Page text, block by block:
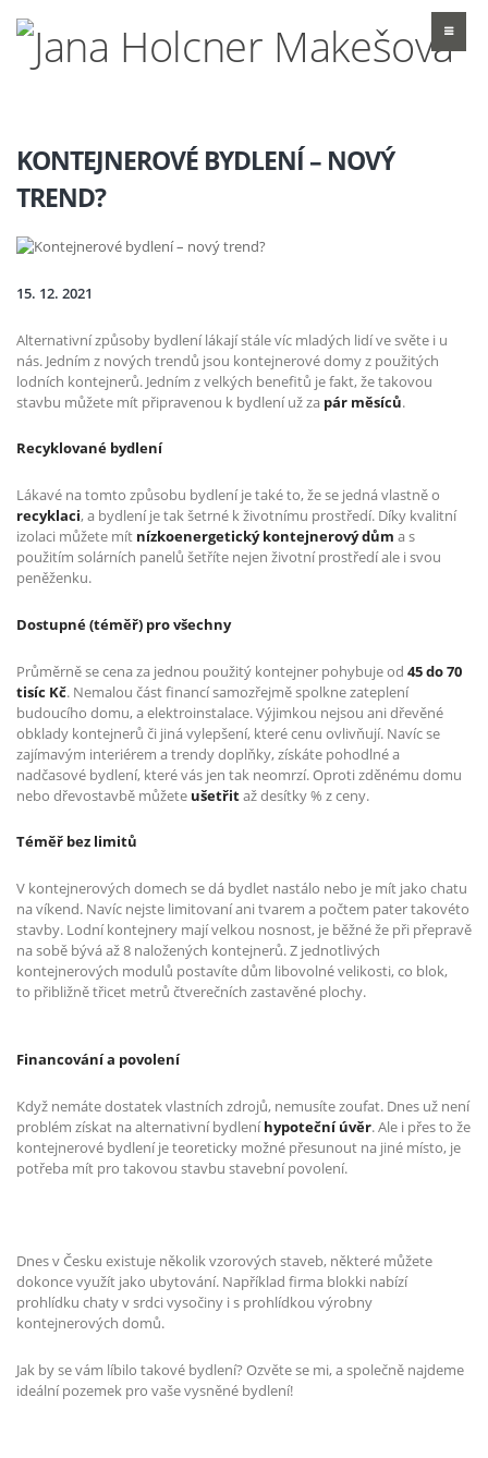
KONTEJNEROVÉ BYDLENÍ – NOVÝ
TREND?
15. 12. 2021
Alternativní způsoby bydlení lákají stále víc mladých lidí ve světe i u
nás. Jedním z nových trendů jsou kontejnerové domy z použitých
lodních kontejnerů. Jedním z velkých benefitů je fakt, že takovou
stavbu můžete mít připravenou k bydlení už za pár měsíců.
Recyklované bydlení
Lákavé na tomto způsobu bydlení je také to, že se jedná vlastně o
recyklaci, a bydlení je tak šetrné k životnímu prostředí. Díky kvalitní
izolaci můžete mít nízkoenergetický kontejnerový dům a s
použitím solárních panelů šetříte nejen životní prostředí ale i svou
peněženku.
Dostupné (téměř) pro všechny
Průměrně se cena za jednou použitý kontejner pohybuje od 45 do 70
tisíc Kč. Nemalou část financí samozřejmě spolkne zateplení
budoucího domu, a elektroinstalace. Výjimkou nejsou ani dřevěné
obklady kontejnerů či jiná vylepšení, které cenu ovlivňují. Navíc se
zajímavým interiérem a trendy doplňky, získáte pohodlnéa
nadčasové bydlení, kterévás jen tak neomrzí. Oproti zděnému domu
nebo dřevostavbě můžete ušetřitaž desítky % z ceny.
Téměř bez limitů
V kontejnerových domech se dá bydlet nastálo nebo je mít jako chatu
na víkend. Navíc nejste limitovaní ani tvarem a počtem pater takovéto
stavby. Lodní kontejnery mají velkou nosnost, je běžné že při přepravě
na sobě bývá až 8 naložených kontejnerů. Z jednotlivých
kontejnerových modulů postavíte dům libovolné velikosti, co blok,
to přibližně třicet metrů čtverečních zastavěné plochy.
Financování a povolení
Když nemáte dostatek vlastních zdrojů, nemusíte zoufat. Dnes už není
problém získat na alternativní bydleníhypoteční úvěr. Ale i přes to že
kontejnerové bydlení je teoreticky možné přesunout na jiné místo, je
potřeba mít pro takovou stavbu stavební povolení.
Dnes v Česku existuje několik vzorových staveb, některé můžete
dokonce využít jako ubytování. Například firma blokki nabízí
prohlídku chaty v srdci vysočiny i s prohlídkou výrobny
kontejnerových domů.
Jak by se vám líbilo takové bydlení? Ozvěte se mi, a společně najdeme
ideální pozemek pro vaše vysněné bydlení!